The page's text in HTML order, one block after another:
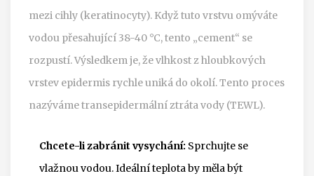
mezi cihly (keratinocyty). Když tuto vrstvu omýváte
vodou přesahující 38-40 °C, tento „cement“ se
rozpustí. Výsledkem je, že vlhkost z hloubkových
vrstev epidermis rychle uniká do okolí. Tento proces
nazýváme transepidermální ztráta vody (TEWL).
Chcete-li zabránit vysychání: Sprchujte se
vlažnou vodou. Ideální teplota by měla být